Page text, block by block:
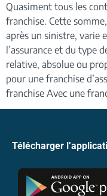
Quasiment tous les
franchise. Cette
après un sinistre, varie
l’assurance et du type
relative, absolue ou
pour une franchise
franchise Avec une
Télécharger